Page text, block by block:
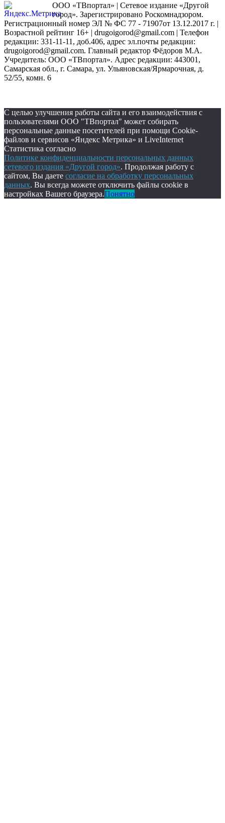
ООО «ТВпортал» | Сетевое издание «Другой
город». Зарегистрировано Роскомнадзором.
Регистрационный номер ЭЛ № ФС 77 - 71907от 13.12.2017 г. |
Возрастной рейтинг 16+ | drugoigorod@gmail.com | Телефон
редакции: 331-11-11, доб.406, адрес эл.почты редакции:
drugoigorod@gmail.com. Главный редактор Фёдоров М.А.
Учредитель: ООО «ТВпортал». Адрес редакции: 443001,
Самарская обл., г. Самара, ул. Ульяновская/Ярмарочная, д.
52/55, комн. 6
С целью улучшения работы сайта и его взаимодействия с
пользователями ООО "ТВпортал" может собирать
персональные данные посетителей при помощи Cookie-
файлов и сервисов «Яндекс Метрика» и LiveInternet
Статистика согласно
Политике конфиденциальности персональных данных
сетевого издания «Другой город». Продолжая работу с
сайтом, Вы даете согласие на обработку персональных
данных. Вы всегда можете отключить файлы cookie в
настройках Вашего браузера.Понятно